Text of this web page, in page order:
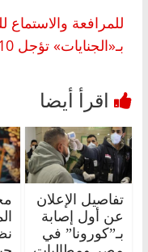
للمرافعة والاستماع
بـ«الجنايات» تؤجل 10 قضايا مختلفة لآجال محددة
تفاصيل الإعلان
عن أول إصابة
بـ”كورونا” في